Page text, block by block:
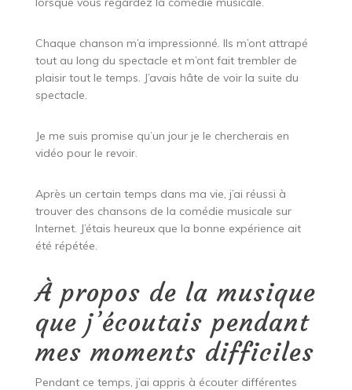
Chaque chanson m’a impressionné. Ils m’ont attrapé
tout au long du spectacle et m’ont fait trembler de
plaisir tout le temps. J’avais hâte de voir la suite du
spectacle.
Je me suis promise qu’un jour je le chercherais en
vidéo pour le revoir.
Après un certain temps dans ma vie, j’ai réussi à
trouver des chansons de la comédie musicale sur
Internet. J’étais heureux que la bonne expérience ait
été répétée.
À propos de la musique
que j’écoutais pendant
mes moments difficiles
Pendant ce temps, j’ai appris à écouter différentes